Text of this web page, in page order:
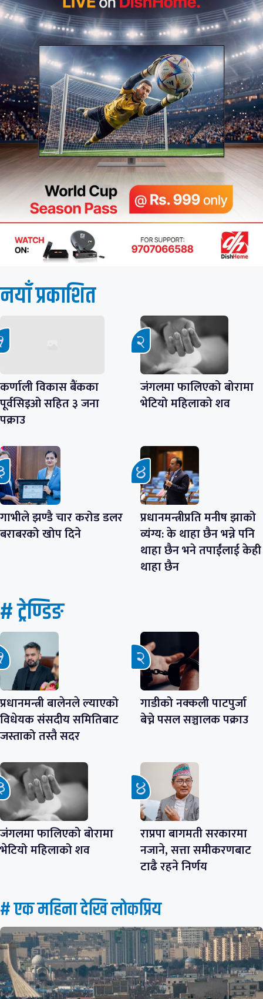
नयाँ प्रकाशित
कर्णाली विकास बैंकका
पूर्वसिइओ सहित ३ जना
पक्राउ
जंगलमा फालिएको बोरामा
भेटियो महिलाको शव
गाभीले झण्डै चार करोड डलर
बराबरको खोप दिने
प्रधानमन्त्रीप्रति मनीष झाको
व्यंग्य: के थाहा छैन भन्ने पनि
थाहा छैन भने तपाईंलाई केही
थाहा छैन
# ट्रेण्डिङ
प्रधानमन्त्री बालेनले ल्याएको
विधेयक संसदीय समितिबाट
जस्ताको तस्तै सदर
गाडीको नक्कली पाटपुर्जा
बेच्ने पसल सञ्चालक पक्राउ
जंगलमा फालिएको बोरामा
भेटियो महिलाको शव
राप्रपा बागमती सरकारमा
नजाने, सत्ता समीकरणबाट
टाढै रहने निर्णय
# एक महिना देखि लाेकप्रिय